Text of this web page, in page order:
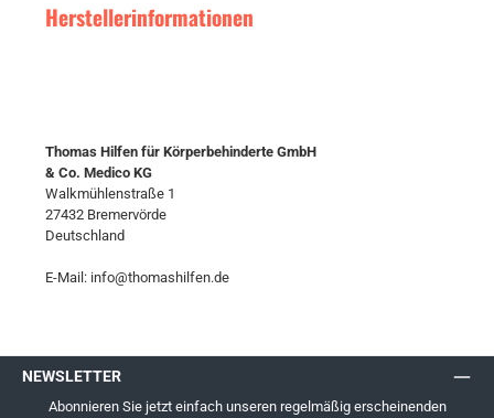
Herstellerinformationen
Thomas Hilfen für Körperbehinderte GmbH
& Co. Medico KG
Walkmühlenstraße 1
27432 Bremervörde
Deutschland
E-Mail: info@thomashilfen.de
NEWSLETTER
Abonnieren Sie jetzt einfach unseren regelmäßig erscheinenden